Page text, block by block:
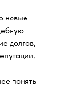
новые
долгов,
понять